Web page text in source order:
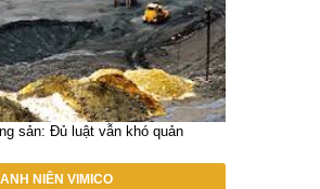
sản: Đủ luật vẫn khó quản
NIÊN VIMICO